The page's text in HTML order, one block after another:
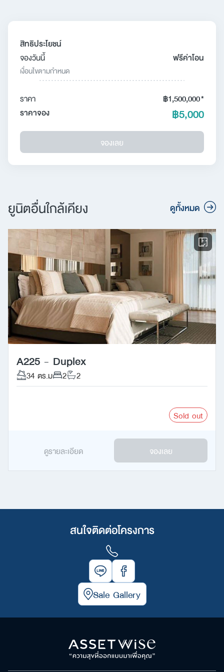
ค้นหา
สิทธิประโยชน์
จองวันนี้
ฟรีค่าโอน
เงื่อนไขตามกำหนด
ราคา ฿1,500,000*
ราคาจอง
฿5,000
จองเลย
ยูนิตอื่นใกล้เคียง ดูทั้งหมด
A225 - Duplex
34 ตร.ม 2 2
Sold out
ดูรายละเอียด จองเลย
สนใจติดต่อโครงการ
Sale Gallery
เพื่อให้ไม่พลาดข้อมูลข่าวสาร และโอกาสรับข้อเสนอ
ที่สำคัญฉันยินยอมรับข้อมูลข่าวสารโปรโมชันและ
ข่าวสารจาก